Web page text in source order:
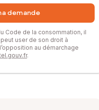
demande
Code de la consommation, il
user de son droit à
au démarchage
.